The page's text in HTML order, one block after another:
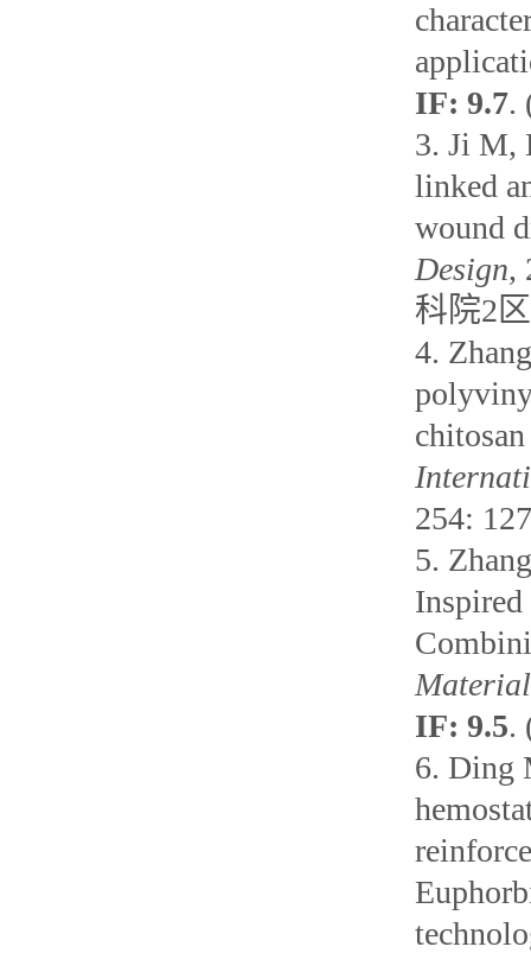
IF: 9.7.
3. Ji M,
linked
wound
Design,
科院2 区
4.
254:
5.
IF: 9.5.
6. Ding